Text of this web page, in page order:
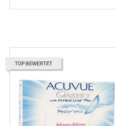
TOP BEWERTET